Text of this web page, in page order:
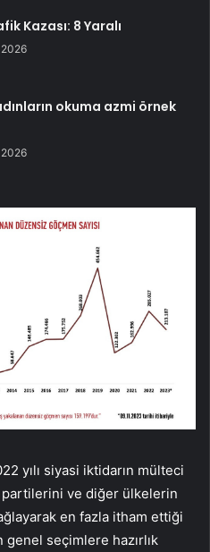
Kazası: 8 Yaralı
2026
okuma azmi örnek
2026
yılı siyasi iktidarın mülteci
ve diğer ülkelerin
en fazla itham ettiği
genel seçimlere hazırlık